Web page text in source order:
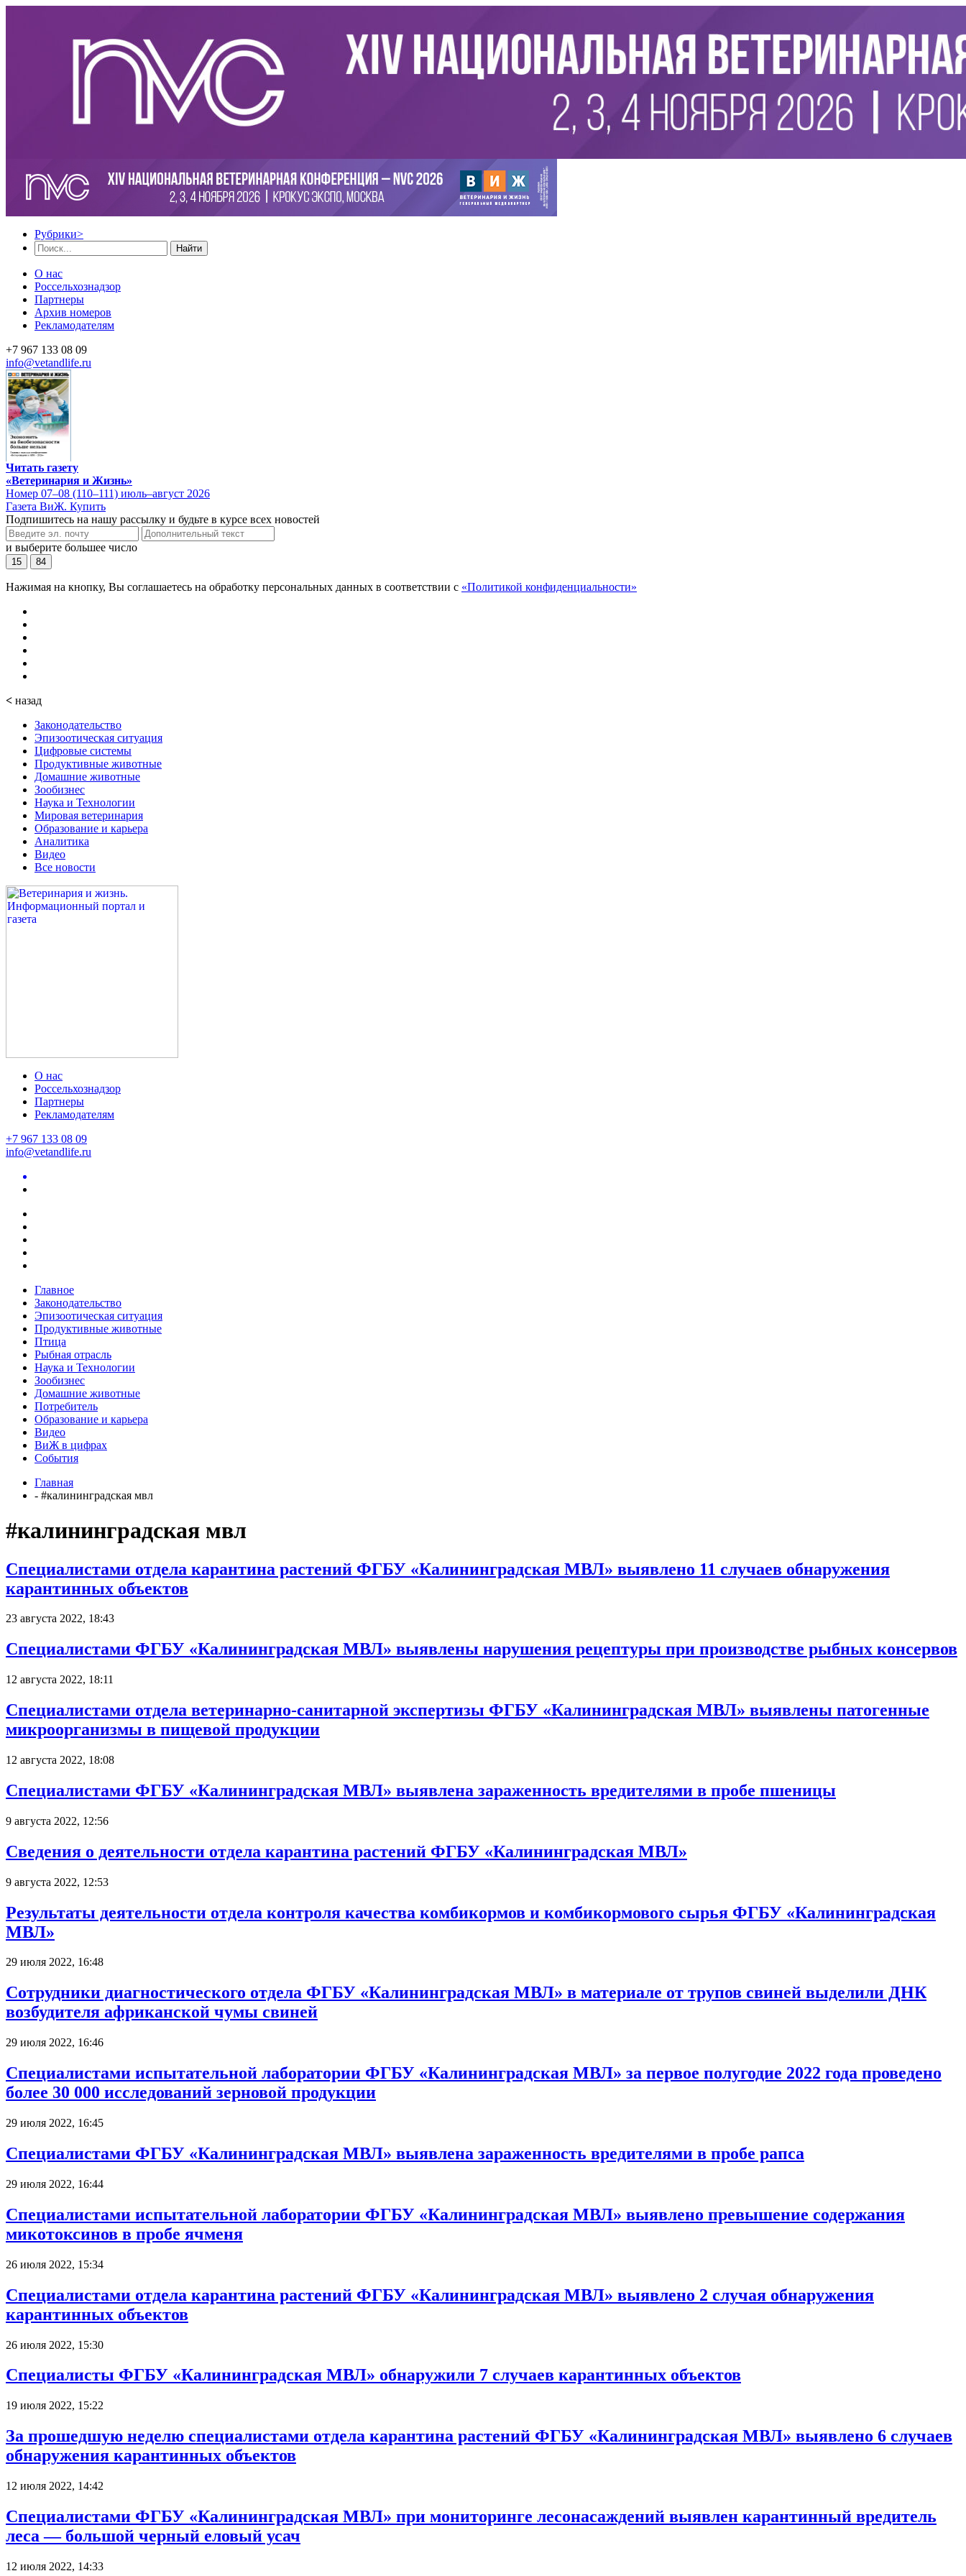
Рубрики>
Найти
О нас
Россельхознадзор
Партнеры
Архив номеров
Рекламодателям
+7 967 133 08 09
info@vetandlife.ru
Читать газету
«Ветеринария и Жизнь»
Номер 07–08 (110–111) июль–август 2026
Газета ВиЖ. Купить
Подпишитесь на нашу рассылку и будьте в курсе всех новостей
и выберите большее число
15 84
Нажимая на кнопку, Вы соглашаетесь на обработку персональных данных в соответствии с «Политикой конфиденциальности»
< назад
Законодательство
Эпизоотическая ситуация
Цифровые системы
Продуктивные животные
Домашние животные
Зообизнес
Наука и Технологии
Мировая ветеринария
Образование и карьера
Аналитика
Видео
Все новости
О нас
Россельхознадзор
Партнеры
Рекламодателям
+7 967 133 08 09
info@vetandlife.ru
Главное
Законодательство
Эпизоотическая ситуация
Продуктивные животные
Птица
Рыбная отрасль
Наука и Технологии
Зообизнес
Домашние животные
Потребитель
Образование и карьера
Видео
ВиЖ в цифрах
События
Главная
- #калининградская мвл
#калининградская мвл
Специалистами отдела карантина растений ФГБУ «Калининградская МВЛ» выявлено 11 случаев обнаружения
карантинных объектов
23 августа 2022, 18:43
Специалистами ФГБУ «Калининградская МВЛ» выявлены нарушения рецептуры при производстве рыбных консервов
12 августа 2022, 18:11
Специалистами отдела ветеринарно-санитарной экспертизы ФГБУ «Калининградская МВЛ» выявлены патогенные
микроорганизмы в пищевой продукции
12 августа 2022, 18:08
Специалистами ФГБУ «Калининградская МВЛ» выявлена зараженность вредителями в пробе пшеницы
9 августа 2022, 12:56
Сведения о деятельности отдела карантина растений ФГБУ «Калининградская МВЛ»
9 августа 2022, 12:53
Результаты деятельности отдела контроля качества комбикормов и комбикормового сырья ФГБУ «Калининградская
МВЛ»
29 июля 2022, 16:48
Сотрудники диагностического отдела ФГБУ «Калининградская МВЛ» в материале от трупов свиней выделили ДНК
возбудителя африканской чумы свиней
29 июля 2022, 16:46
Специалистами испытательной лаборатории ФГБУ «Калининградская МВЛ» за первое полугодие 2022 года проведено
более 30 000 исследований зерновой продукции
29 июля 2022, 16:45
Специалистами ФГБУ «Калининградская МВЛ» выявлена зараженность вредителями в пробе рапса
29 июля 2022, 16:44
Специалистами испытательной лаборатории ФГБУ «Калининградская МВЛ» выявлено превышение содержания
микотоксинов в пробе ячменя
26 июля 2022, 15:34
Специалистами отдела карантина растений ФГБУ «Калининградская МВЛ» выявлено 2 случая обнаружения
карантинных объектов
26 июля 2022, 15:30
Специалисты ФГБУ «Калининградская МВЛ» обнаружили 7 случаев карантинных объектов
19 июля 2022, 15:22
За прошедшую неделю специалистами отдела карантина растений ФГБУ «Калининградская МВЛ» выявлено 6 случаев
обнаружения карантинных объектов
12 июля 2022, 14:42
Специалистами ФГБУ «Калининградская МВЛ» при мониторинге лесонасаждений выявлен карантинный вредитель
леса — большой черный еловый усач
12 июля 2022, 14:33